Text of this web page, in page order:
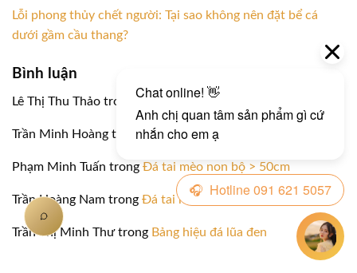
Lỗi phong thủy chết người: Tại sao không nên đặt bể cá
dưới gầm cầu thang?
Bình luận
Lê Thị Thu Thảo trong Bảng hiệu đá xanh cốm
Trần Minh Hoàng trongBảng hiệu đá xanh cốm
Phạm Minh Tuấn trong Đá tai mèo non bộ > 50cm
Trần Hoàng Nam trong Đá tai mèo non bộ > 50cm
Trần Thị Minh Thưtrong Bảng hiệu đá lũa đen